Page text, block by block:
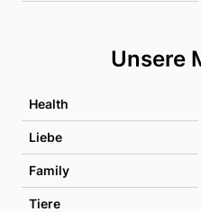
Unsere
Health
Liebe
Family
Tiere